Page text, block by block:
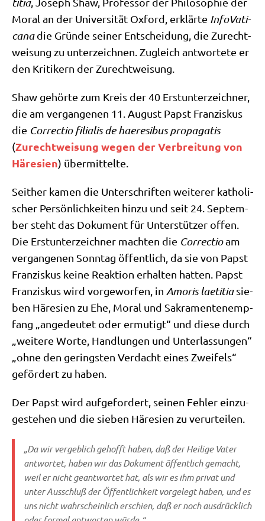
Moral an der Uni­ver­si­tät Oxford, erklär­te Info­Va­ti­
ca­nadie Grün­de sei­ner Ent­schei­dung, die Zurecht­
wei­sung zu unter­zeich­nen. Zugleich ant­wor­te­te er
den Kri­ti­kern der Zurechtweisung.
Shaw gehör­te zum Kreis der 40 Erst­un­ter­zeich­ner,
die am ver­gan­ge­nen 11. August Papst Fran­zis­kus
die Cor­rec­tio filia­lis de hae­re­si­bus pro­pa­ga­tis
(Zurecht­wei­sung wegen der Ver­brei­tung von
Häre­si­en) über­mit­tel­te.
Seit­her kamen die Unter­schrif­ten wei­te­rer katho­li­
scher Per­sön­lich­kei­ten hin­zu und seit 24. Sep­tem­
ber steht das Doku­ment für Unter­stüt­zer offen.
Die Erst­un­ter­zeich­ner mach­ten die Cor­rec­tioam
ver­gan­ge­nen Sonn­tag öffent­lich, da sie von Papst
Fran­zis­kus kei­ne Reak­ti­on erhal­ten hat­ten. Papst
Fran­zis­kus wird vor­ge­wor­fen, in Amo­ris lae­ti­tiasie­
ben Häre­si­en zu Ehe, Moral und Sakra­men­ten­emp­
fang „ange­deu­tet oder ermu­tigt“ und die­se durch
„wei­te­re Wor­te, Hand­lun­gen und Unter­las­sun­gen“
„ohne den gering­sten Ver­dacht eines Zwei­fels“
geför­dert zu haben.
Der Papst wird auf­ge­for­dert, sei­nen Feh­ler ein­zu­
ge­ste­hen und die sie­ben Häre­si­en zu verurteilen.
„Da wir ver­geb­lich gehofft haben, daß der Hei­li­ge Vater
ant­wor­tet, haben wir das Doku­ment öffent­lich gemacht,
weil er nicht geant­wor­tet hat, als wir es ihm pri­vat und
unter Aus­schluß der Öffent­lich­keit vor­ge­legt haben, und es
uns nicht wahr­schein­lich erschien, daß er noch aus­drück­lich